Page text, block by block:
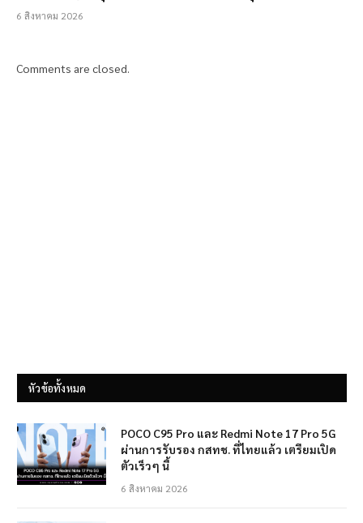
6 สิงหาคม 2026
Comments are closed.
หัวข้อทั้งหมด
POCO C95 Pro และ Redmi Note 17 Pro 5G
ผ่านการรับรอง กสทช. ที่ไทยแล้ว เตรียมเปิด
ตัวเร็วๆ นี้
6 สิงหาคม 2026